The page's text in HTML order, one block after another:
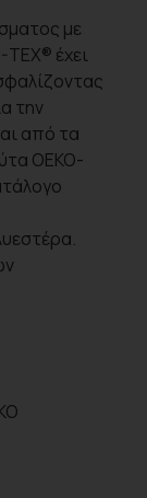
με
TEX® έχει
την
από τα
OEKO-